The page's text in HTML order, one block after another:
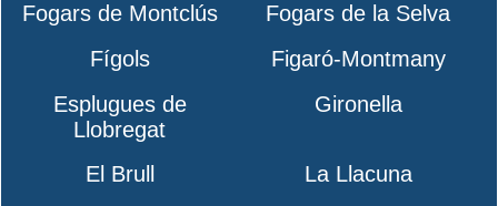
Fogars de Montclús
Fogars de la Selva
Fígols
Figaró-Montmany
Esplugues de
Llobregat
Gironella
El Brull
La Llacuna